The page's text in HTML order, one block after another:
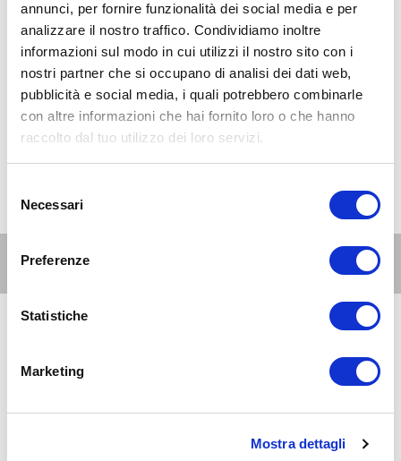
annunci, per fornire funzionalità dei social media e per
analizzare il nostro traffico. Condividiamo inoltre
informazioni sul modo in cui utilizzi il nostro sito con i
nostri partner che si occupano di analisi dei dati web,
pubblicità e social media, i quali potrebbero combinarle
con altre informazioni che hai fornito loro o che hanno
raccolto dal tuo utilizzo dei loro servizi.
delNecessari
Preferenze
Statistiche
Marketing
Mostra dettagli
Altri eventi per questa età
Zona 8 - Porta Volta, Fiera, Gallaratese, Quarto Oggiaro
Culture il Festival
famiglie